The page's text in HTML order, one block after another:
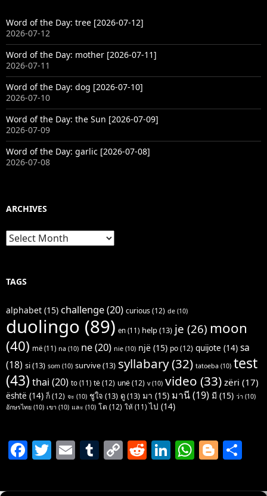
Word of the Day: tree [2026-07-12]
2026-07-12
Word of the Day: mother [2026-07-11]
2026-07-11
Word of the Day: dog [2026-07-10]
2026-07-10
Word of the Day: the Sun [2026-07-09]
2026-07-09
Word of the Day: garlic [2026-07-08]
2026-07-08
ARCHIVES
Archives
TAGS
alphabet (15) challenge(20) curious(12) de (10)
duolingo (89) en (11) help(13) je (26) moon
(40) më (11) na (10) ne(20) nie (10) një (15) po(12) quijote (14) sa
(18) si(13) som (10) survive(13) syllabary(32) tatoeba (10) test
(43) thai (20) to (11) të(12) unë(12) v(10) video (33) zëri (17)
është (14) ก็(12) จะ (10) ชูใจ (13) ดู(13) มา (15) มานี(19) มี (15) ว่า (10)
อักษรไทย (10) เขา (10) และ (10) โต (12) ให้ (11) ไป (14)
F
c
T
itt
E
ai
T
m
C
p
R
d
Li
k
W
at
Bl
g ar